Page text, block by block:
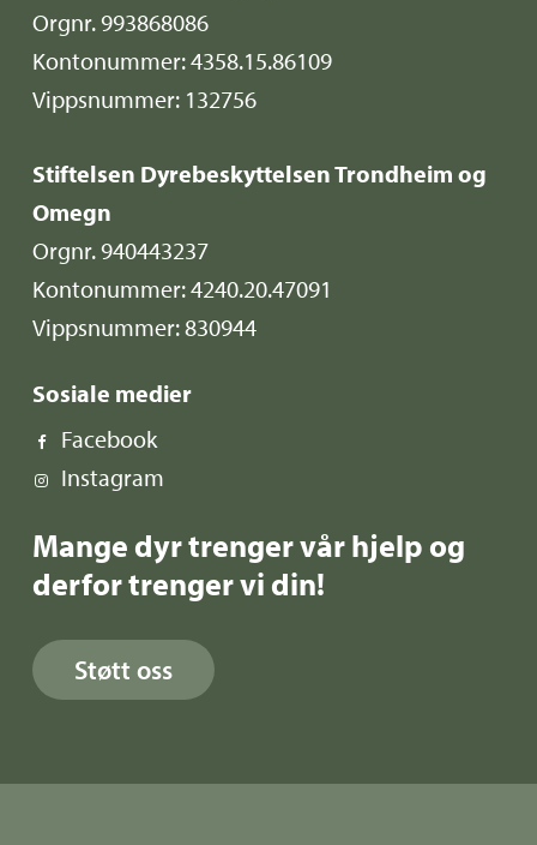
Orgnr. 993868086
Kontonummer: 4358.15.86109
Vippsnummer: 132756
Stiftelsen Dyrebeskyttelsen Trondheim og
Omegn
Orgnr. 940443237
Kontonummer: 4240.20.47091
Vippsnummer: 830944
Sosiale medier
Facebook
Instagram
Mange dyr trenger vår hjelp og
derfor trenger vi din!
Støtt oss